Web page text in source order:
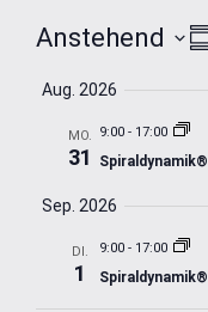
Anstehend
auswählen.
Aug. 2026
MO.
31
9:00- 17:00
Sep. 2026
DI.
1
9:00- 17:00